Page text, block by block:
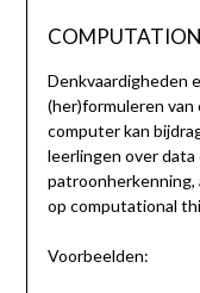
Denkvaardigheden
(her)formuleren van
computer kan
leerlingen over
op computational
Voorbeelden: